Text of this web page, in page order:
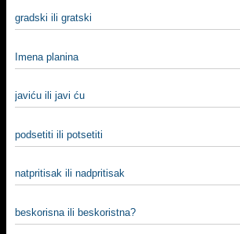
gradski ili gratski
Imena planina
javiću ili javi ću
podsetiti ili potsetiti
natpritisak ili nadpritisak
beskorisna ili beskoristna?